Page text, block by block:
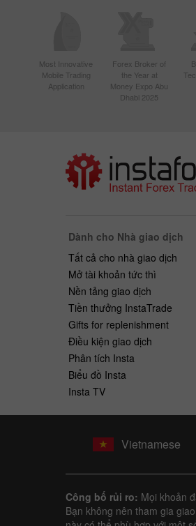
Most Innovative
Mobile Trading
Application
Forex Broker of
the Year at
Money Expo Abu
Dhabi 2025
Dành cho Nhà giao dịch
Tất cả cho nhà giao dịch
Mở tài khoản tức thì
Nền tảng giao dịch
Tiền thưởng InstaTrade
Gifts for replenishment
Điều kiện giao dịch
Phân tích Insta
Biểu đồ Insta
Insta TV
Vietnamese
Công bố rủi ro: Mọi khoản
Bạn không nên tham gia